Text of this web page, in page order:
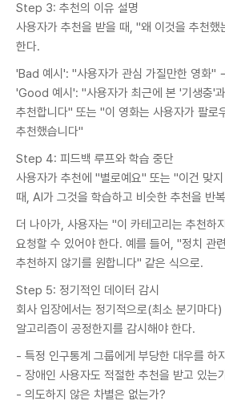
Step 3: 추천의 이유 설명
사용자가 추천을 받을 때, "왜 이것을 추천
한다.
'Bad 예시': "사용자가 관심 가질만한 영화"
'Good 예시': "사용자가 최근에 본 '기생충'
추천합니다" 또는 "이 영화는 사용자가 팔로
추천했습니다"
Step 4: 피드백 루프와 학습 중단
사용자가 추천에 "별로예요" 또는 "이건 맞
때, AI가 그것을 학습하고 비슷한 추천을 반
더 나아가, 사용자는 "이 카테고리는 추천하
요청할 수 있어야 한다. 예를 들어, "정치 관
추천하지 않기를 원합니다" 같은 식으로.
Step 5: 정기적인 데이터 감시
회사 입장에서는 정기적으로(최소 분기마다
알고리즘이 공정한지를 감시해야 한다.
- 특정 인구통계 그룹에게 부당한 대우를 하
- 장애인 사용자도 적절한 추천을 받고 있는
- 의도하지 않은 차별은 없는가?